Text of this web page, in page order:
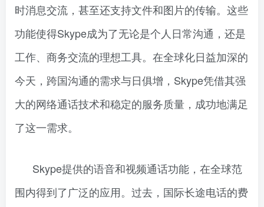
时消息交流，甚至还支持文件和图片的传输。这些
功能使得Skype成为了无论是个人日常沟通，还是
工作、商务交流的理想工具。在全球化日益加深的
今天，跨国沟通的需求与日俱增，Skype凭借其强
大的网络通话技术和稳定的服务质量，成功地满足
了这一需求。
Skype提供的语音和视频通话功能，在全球范
围内得到了广泛的应用。过去，国际长途电话的费